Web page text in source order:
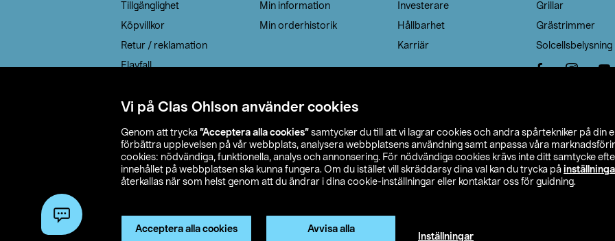
Vi på Clas Ohlson använder cookies
Genom att trycka ”Acceptera alla cookies” samtycker du till att vi lagrar cookies och andra spårtekniker på din
förbättra upplevelsen på vår webbplats, analysera webbplatsens användning samt anpassa våra
cookies: nödvändiga, funktionella, analys och annonsering. För nödvändiga cookies krävs inte ditt samtycke
innehållet på webbplatsen ska kunna fungera. Om du istället vill skräddarsy dina val kan du trycka på
återkallas när som helst genom att du ändrar i dina cookie-inställningar eller kontaktar oss för guidning.
Acceptera alla cookies Avvisa alla
Inställningar
Tillgänglighet
Köpvillkor
Retur / reklamation
Elavfall
Leveransalternativ
Min information
Min orderhistorik
Investerare
Hållbarhet
Karriär
Grillar
Grästrimmer
Solcellsbelysning